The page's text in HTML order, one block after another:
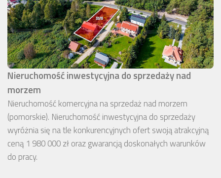
Nieruchomość inwestycyjna do sprzedaży nad
morzem
Nieruchomość komercyjna na sprzedaż nad morzem
(pomorskie). Nieruchomość inwestycyjna do sprzedaży
wyróżnia się na tle konkurencyjnych ofert swoją atrakcyjną
ceną 1 980 000 zł oraz gwarancją doskonałych warunków
do pracy.